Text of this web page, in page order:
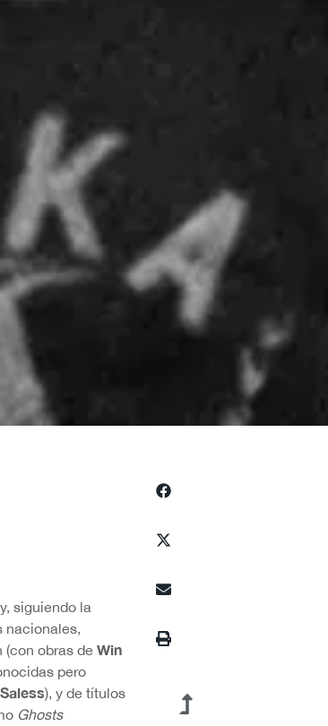
siguiendo la
nacionales,
(con obras de Win
pero
), y de títulos
Ghosts